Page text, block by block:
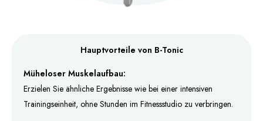
Hauptvorteile von B-Tonic
Müheloser Muskelaufbau:
Erzielen Sie ähnliche Ergebnisse wie bei einer intensiven
Trainingseinheit, ohne Stunden im Fitnessstudio zu verbringen.